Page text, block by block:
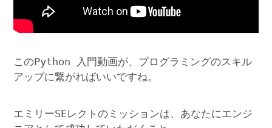
このPython 入門動画が、プログラミングのスキル
アップに繋がればいいですね。
エミリーSEレクトのミッションは、あなたにエンジ